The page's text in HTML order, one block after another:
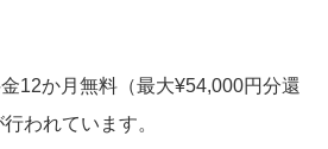
12か月無料（最大¥54,000円分還
われています。